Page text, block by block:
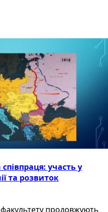
участь у
та розвиток
продовжують